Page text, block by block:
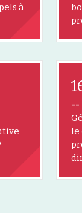
à
--
le